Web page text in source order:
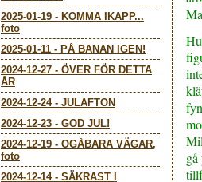
2025-01-19 - KOMMA IKAPP...
foto
2025-01-11 - PÅ BANAN IGEN!
2024-12-27 - ÖVER FÖR DETTA
ÅR
2024-12-24- JULAFTON
2024-12-23 - GOD JUL!
2024-12-19 - OGÅBARA VÄGAR,
foto
2024-12-14- SÄKRAST I